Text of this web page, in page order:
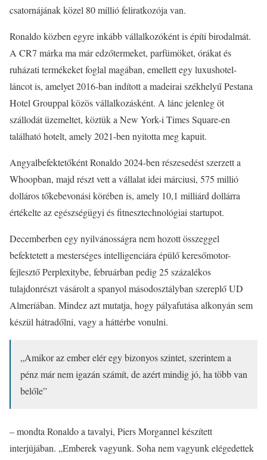
csatornájának közel 80 millió feliratkozója van.
Ronaldo közben egyre inkább vállalkozóként is építi birodalmát.
A CR7 márka ma már edzőtermeket, parfümöket, órákat és
ruházati termékeket foglal magában, emellett egy luxushotel-
láncot is, amelyet 2016-ban indított a madeirai székhelyű Pestana
Hotel Grouppal közös vállalkozásként. A lánc jelenleg öt
szállodát üzemeltet, köztük a New York-i Times Square-en
található hotelt, amely 2021-ben nyitotta meg kapuit.
Angyalbefektetőként Ronaldo 2024-ben részesedést szerzett a
Whoopban, majd részt vett a vállalat idei márciusi, 575 millió
dolláros tőkebevonási körében is, amely 10,1 milliárd dollárra
értékelte az egészségügyi és fitnesztechnológiai startupot.
Decemberben egy nyilvánosságra nem hozott összeggel
befektetett a mesterséges intelligenciára épülő keresőmotor-
fejlesztő Perplexitybe, februárban pedig 25 százalékos
tulajdonrészt vásárolt a spanyol másodosztályban szereplő UD
Almeríában. Mindez azt mutatja, hogy pályafutása alkonyán sem
készül hátradőlni, vagy a háttérbe vonulni.
„Amikor az ember elér egy bizonyos szintet, szerintem a
pénz már nem igazán számít, de azért mindig jó, ha több van
belőle”
– mondta Ronaldo a tavalyi, Piers Morgannel készített
interjújában. „Emberek vagyunk. Soha nem vagyunk elégedettek